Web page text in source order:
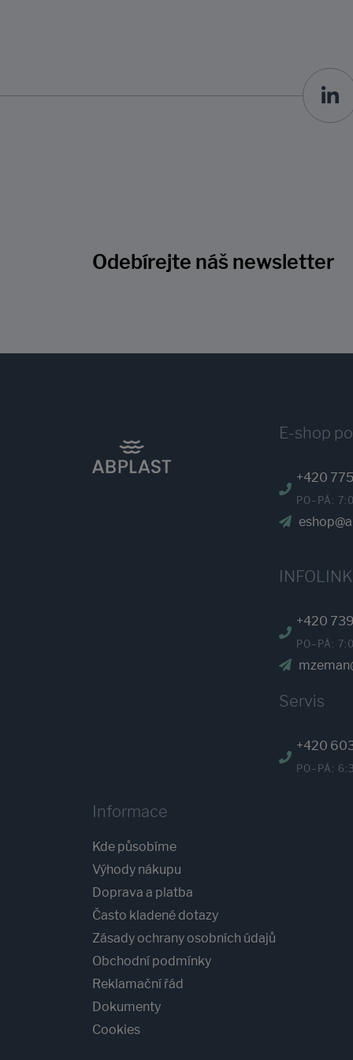
Odebírejte náš newsletter
E-shop
+420
PO–PÁ:
+420
PO–PÁ:
Servis
+420
PO–PÁ:
Informace
Kde působíme
Výhody nákupu
Doprava a platba
Často kladené dotazy
Zásady ochrany osobních údajů
Obchodní podmínky
Reklamační řád
Dokumenty
Cookies